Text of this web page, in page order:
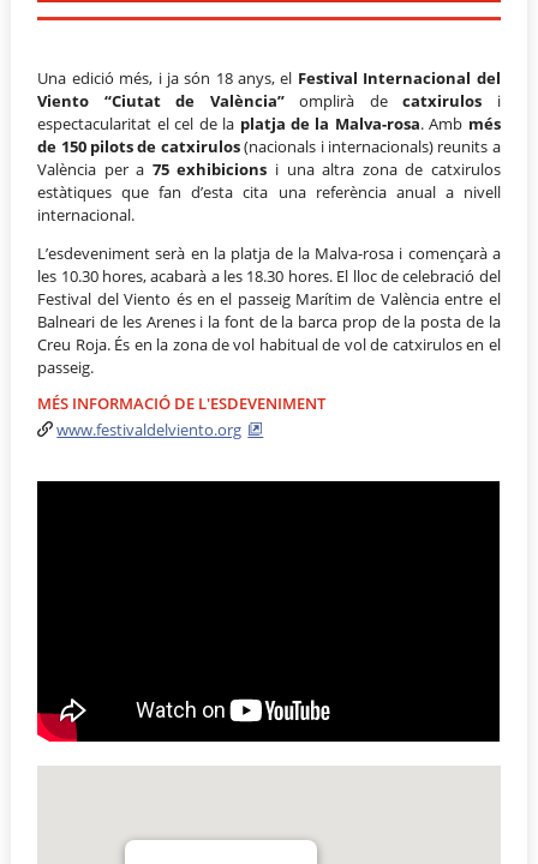
Una edició més, i ja són 18 anys, el Festival Internacional del
Viento “Ciutat de València”omplirà decatxirulos i
espectacularitat el cel de la platja de la Malva-rosa. Amb més
de 150 pilots de catxirulos(nacionals i internacionals) reunits a
València per a 75 exhibicions i una altra zona de catxirulos
estàtiques que fan d’esta cita una referència anual a nivell
internacional.
L’esdeveniment serà en la platja de la Malva-rosa i començarà a
les 10.30 hores, acabarà a les 18.30 hores. El lloc de celebració del
Festival del Viento és en el passeig Marítim de València entre el
Balneari de les Arenes i la font de la barca prop de la posta de la
Creu Roja. És en la zona de vol habitual de vol de catxirulos en el
passeig.
MÉS INFORMACIÓ DE L'ESDEVENIMENT
www.festivaldelviento.org